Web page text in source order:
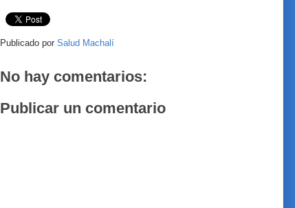
Publicado por Salud Machalí
No hay comentarios:
Publicar un comentario